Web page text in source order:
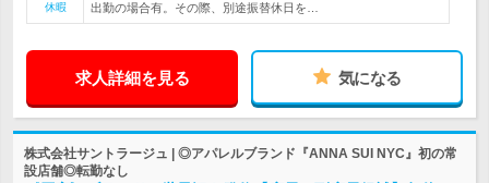
休暇
出勤の場合有。その際、別途振替休日を…
求人詳細を見る 気になる
株式会社サントラージュ | ◎アパレルブランド『ANNA SUI NYC』初の常
設店舗◎転勤なし